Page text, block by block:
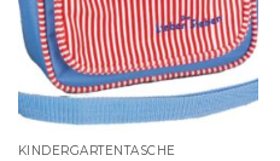
KINDERGARTENTASCHE